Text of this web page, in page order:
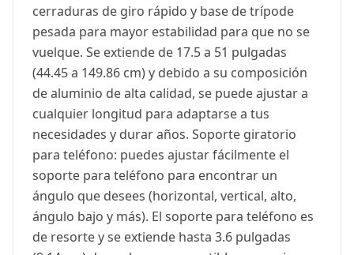
cerraduras de giro rápido y base de trípode
pesada para mayor estabilidad para que no se
vuelque. Se extiende de 17.5 a 51 pulgadas
(44.45 a 149.86 cm) y debido a su composición
de aluminio de alta calidad, se puede ajustar a
cualquier longitud para adaptarse a tus
necesidades y durar años. Soporte giratorio
para teléfono: puedes ajustar fácilmente el
soporte para teléfono para encontrar un
ángulo que desees (horizontal, vertical, alto,
ángulo bajo y más). El soporte para teléfono es
de resorte y se extiende hasta 3.6 pulgadas